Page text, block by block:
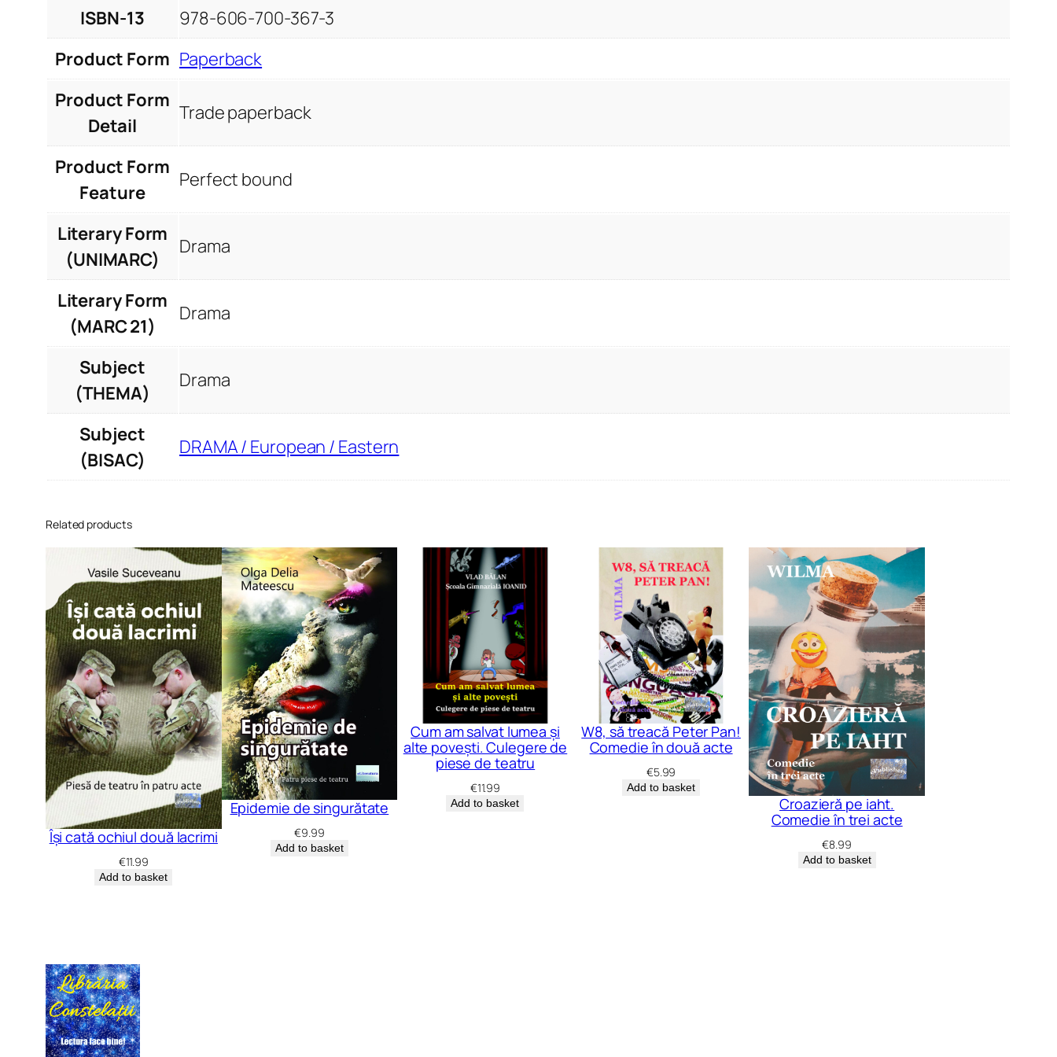
ISBN-13
978-606-700-367-3
Product Form Paperback
Product Form
Detail
Trade paperback
Product Form
Feature
Perfect bound
Literary Form
(UNIMARC)
Drama
Literary Form
(MARC 21)
Drama
Subject
(THEMA)
Drama
Subject
(BISAC)
DRAMA / European / Eastern
Related products
Își cată ochiul două lacrimi
€11.99
Add to basket
Epidemie de singurătate
€9.99
Add to basket
Cum am salvat lumea și
alte povești. Culegere de
piese de teatru
€11.99
Add to basket
W8, să treacă Peter Pan!
Comedie în două acte
€5.99
Add to basket
Croazieră pe iaht.
Comedie în trei acte
€8.99
Add to basket